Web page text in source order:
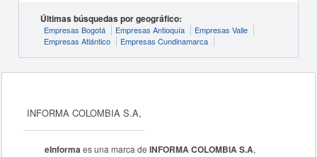
Últimas búsquedas por geográfico:
Empresas Bogotá Empresas Antioquía
Empresas Valle
Empresas Atlántico
Empresas Cundinamarca
INFORMA COLOMBIA S.A,
eInformaes una marca deINFORMA COLOMBIA S.A,